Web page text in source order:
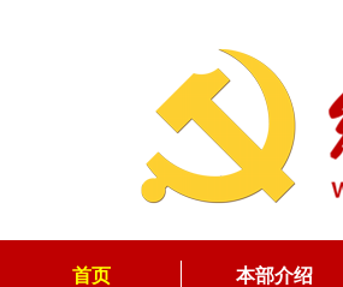
首页 本部介绍